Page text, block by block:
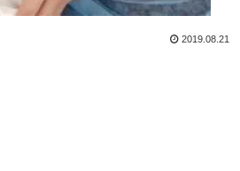
2019.08.21